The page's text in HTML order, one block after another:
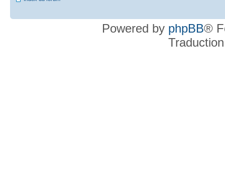
Powered by phpBB®